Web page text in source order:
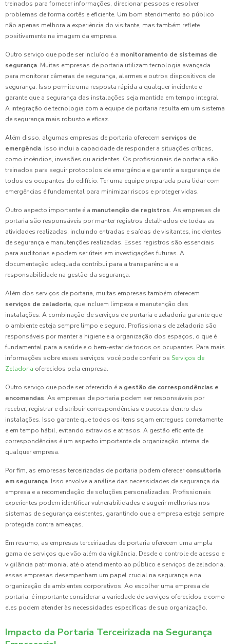
treinados para fornecer informações, direcionar pessoas e resolver
problemas de forma cortês e eficiente. Um bom atendimento ao público
não apenas melhora a experiência do visitante, mas também reflete
positivamente na imagem da empresa.
Outro serviço que pode ser incluído é a monitoramento de sistemas de
segurança. Muitas empresas de portaria utilizam tecnologia avançada
para monitorar câmeras de segurança, alarmes e outros dispositivos de
segurança. Isso permite uma resposta rápida a qualquer incidente e
garante que a segurança das instalações seja mantida em tempo integral.
A integração de tecnologia com a equipe de portaria resulta em um sistema
de segurança mais robusto e eficaz.
Além disso, algumas empresas de portaria oferecem serviços de
emergência. Isso inclui a capacidade de responder a situações críticas,
como incêndios, invasões ou acidentes. Os profissionais de portaria são
treinados para seguir protocolos de emergência e garantir a segurança de
todos os ocupantes do edifício. Ter uma equipe preparada para lidar com
emergências é fundamental para minimizar riscos e proteger vidas.
Outro aspecto importante é a manutenção de registros. As empresas de
portaria são responsáveis por manter registros detalhados de todas as
atividades realizadas, incluindo entradas e saídas de visitantes, incidentes
de segurança e manutenções realizadas. Esses registros são essenciais
para auditorias e podem ser úteis em investigações futuras. A
documentação adequada contribui para a transparência e a
responsabilidade na gestão da segurança.
Além dos serviços de portaria, muitas empresas também oferecem
serviços de zeladoria, que incluem limpeza e manutenção das
instalações. A combinação de serviços de portaria e zeladoria garante que
o ambiente esteja sempre limpo e seguro. Profissionais de zeladoria são
responsáveis por manter a higiene e a organização dos espaços, o que é
fundamental para a saúde e o bem-estar de todos os ocupantes. Para mais
informações sobre esses serviços, você pode conferir os Serviços de
Zeladoria oferecidos pela empresa.
Outro serviço que pode ser oferecido é a gestão de correspondências e
encomendas. As empresas de portaria podem ser responsáveis por
receber, registrar e distribuir correspondências e pacotes dentro das
instalações. Isso garante que todos os itens sejam entregues corretamente
e em tempo hábil, evitando extravios e atrasos. A gestão eficiente de
correspondências é um aspecto importante da organização interna de
qualquer empresa.
Por fim, as empresas terceirizadas de portaria podem oferecer consultoria
em segurança. Isso envolve a análise das necessidades de segurança da
empresa e a recomendação de soluções personalizadas. Profissionais
experientes podem identificar vulnerabilidades e sugerir melhorias nos
sistemas de segurança existentes, garantindo que a empresa esteja sempre
protegida contra ameaças.
Em resumo, as empresas terceirizadas de portaria oferecem uma ampla
gama de serviços que vão além da vigilância. Desde o controle de acesso e
vigilância patrimonial até o atendimento ao público e serviços de zeladoria,
essas empresas desempenham um papel crucial na segurança e na
organização de ambientes corporativos. Ao escolher uma empresa de
portaria, é importante considerar a variedade de serviços oferecidos e como
eles podem atender às necessidades específicas de sua organização.
Impacto da Portaria Terceirizada na Segurança